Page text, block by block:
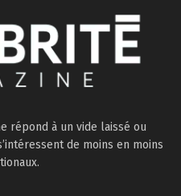
répond à un vide laissé ou
de moins en moins